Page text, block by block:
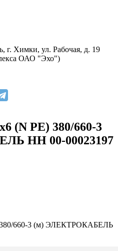
г. Химки, ул. Рабочая, д. 19
ОАО "Эхо")
(N PE) 380/660-3
НН 00-00023197
380/660-3 (м) ЭЛЕКТРОКАБЕЛЬ